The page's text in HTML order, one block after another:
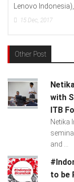
Lenovo
15 Dec, 2017
Other Post
with
ITB
Netika
and ...
to be